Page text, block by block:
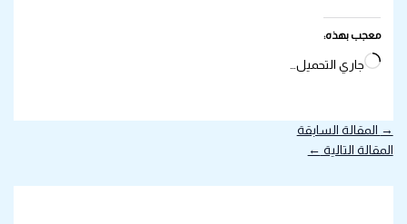
معجب بهذه:
جاري التحميل…
→ المقالة السابقة
المقالة التالية ←